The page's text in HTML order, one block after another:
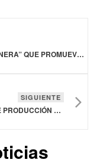
ALICORP LANZA “CAMPAÑA TURRONERA” QUE PROMUEVE EL DESARROLLO DE LA PASTELERÍA
SIGUIENTE
TRUE SALT AMPLÍA SUS OPERACIONES DE PRODUCCIÓN EN BAJA CALIFORNIA, MÉXICO